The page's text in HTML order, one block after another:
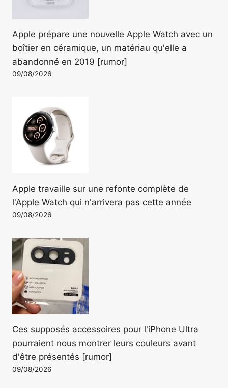
Apple prépare une nouvelle Apple Watch avec un
boîtier en céramique, un matériau qu'elle a
abandonné en 2019 [rumor]
09/08/2026
Apple travaille sur une refonte complète de
l'Apple Watch qui n'arrivera pas cette année
09/08/2026
Ces supposés accessoires pour l'iPhone Ultra
pourraient nous montrer leurs couleurs avant
d'être présentés [rumor]
09/08/2026